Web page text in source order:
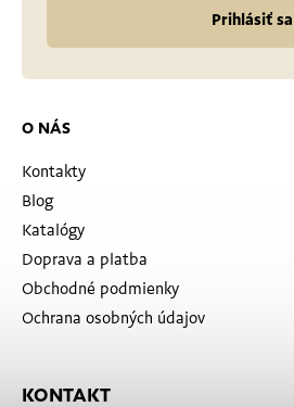
O NÁS
Kontakty
Blog
Katalógy
Doprava a platba
Obchodné podmienky
Ochrana osobných údajov
KONTAKT
Prihlásiť sa